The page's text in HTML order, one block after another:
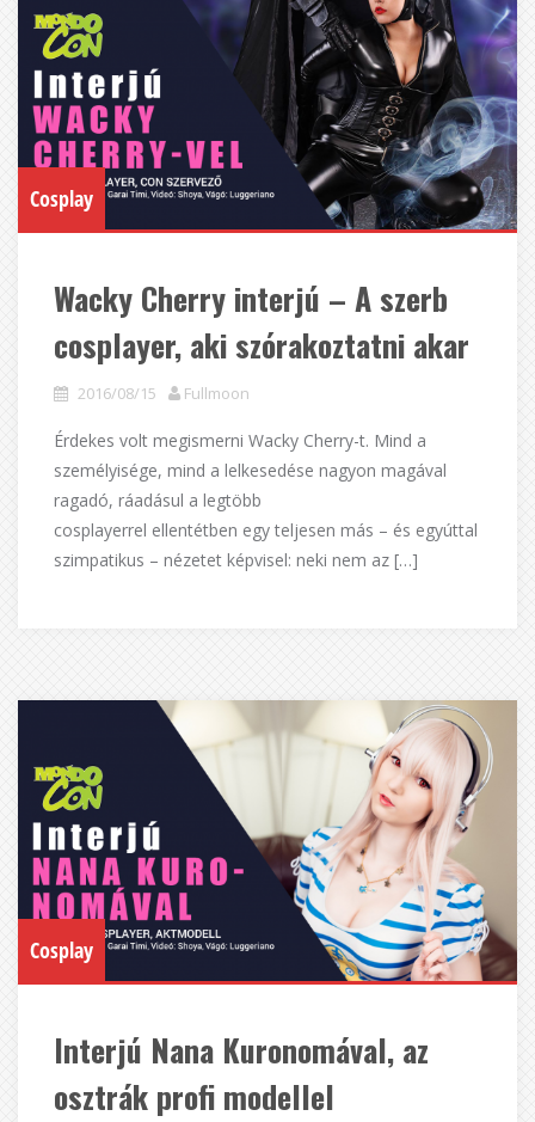
Cosplay
Wacky Cherry interjú – A szerb
cosplayer, aki szórakoztatni akar
2016/08/15 Fullmoon
Érdekes volt megismerni Wacky Cherry-t. Mind a
személyisége, mind a lelkesedése nagyon magával
ragadó, ráadásul a legtöbb
cosplayerrel ellentétben egy teljesen más – és egyúttal
szimpatikus – nézetet képvisel: neki nem az […]
Cosplay
Interjú Nana Kuronomával, az
osztrák profi modellel